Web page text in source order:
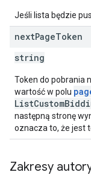
Jeśli lista będzie
nextPageToken
string
Token do pobrania
wartość w polu
następną stronę
oznacza to, że jest
Zakresy